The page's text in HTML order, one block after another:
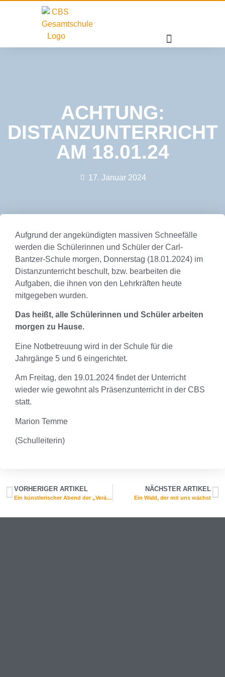
ACHTUNG:
DISTANZUNTERRICHT
AM 18.01.24
17. Januar 2024
Aufgrund der angekündigten massiven Schneefälle
werden die Schülerinnen und Schüler der Carl-
Bantzer-Schule morgen, Donnerstag (18.01.2024) im
Distanzunterricht beschult, bzw. bearbeiten die
Aufgaben, die ihnen von den Lehrkräften heute
mitgegeben wurden.
Das heißt, alle Schülerinnen und Schüler arbeiten
morgen zu Hause.
Eine Notbetreuung wird in der Schule für die
Jahrgänge 5 und 6 eingerichtet.
Am Freitag, den 19.01.2024 findet der Unterricht
wieder wie gewohnt als Präsenzunterricht in der CBS
statt.
Marion Temme
(Schulleiterin)
VORHERIGER ARTIKEL
Ein künstlerischer Abend der „Veränderungen“
NÄCHSTER ARTIKEL
Ein Wald, der mit uns wächst